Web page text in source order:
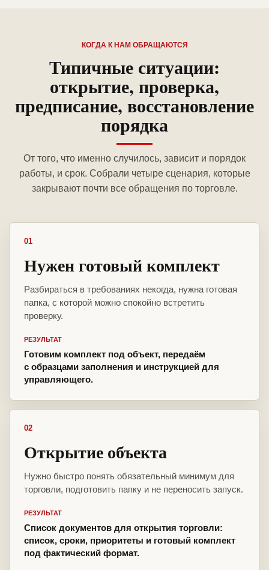
КОГДА К НАМ ОБРАЩАЮТСЯ
Типичные ситуации:
открытие, проверка,
предписание, восстановление
порядка
От того, что именно случилось, зависит и порядок
работы, и срок. Собрали четыре сценария, которые
закрывают почти все обращения по торговле.
01
Нужен готовый комплект
Разбираться в требованиях некогда, нужна готовая
папка, с которой можно спокойно встретить
проверку.
РЕЗУЛЬТАТ
Готовим комплект под объект, передаём
с образцами заполнения и инструкцией для
управляющего.
02
Открытие объекта
Нужно быстро понять обязательный минимум для
торговли, подготовить папку и не переносить запуск.
РЕЗУЛЬТАТ
Список документов для открытия торговли:
список, сроки, приоритеты и готовый комплект
под фактический формат.